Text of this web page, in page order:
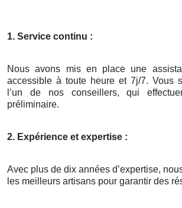
1. Service continu :
Nous avons mis en place une
accessible à toute heure et 7j/7. Vous
l’un de nos conseillers, qui
préliminaire.
2. Expérience et expertise :
Avec plus de dix années d’expertise,
les meilleurs artisans pour garantir des